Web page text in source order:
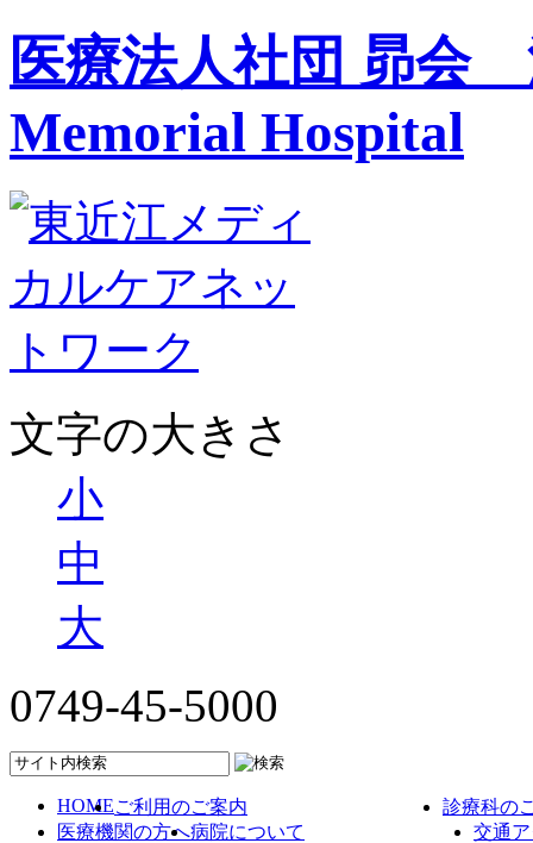
医療法人社団 昴会
Memorial Hospital
文字の大きさ
小
中
大
0749-45-5000
HOMEご利用のご案内
診療科の
医療機関の方へ病院について 交通